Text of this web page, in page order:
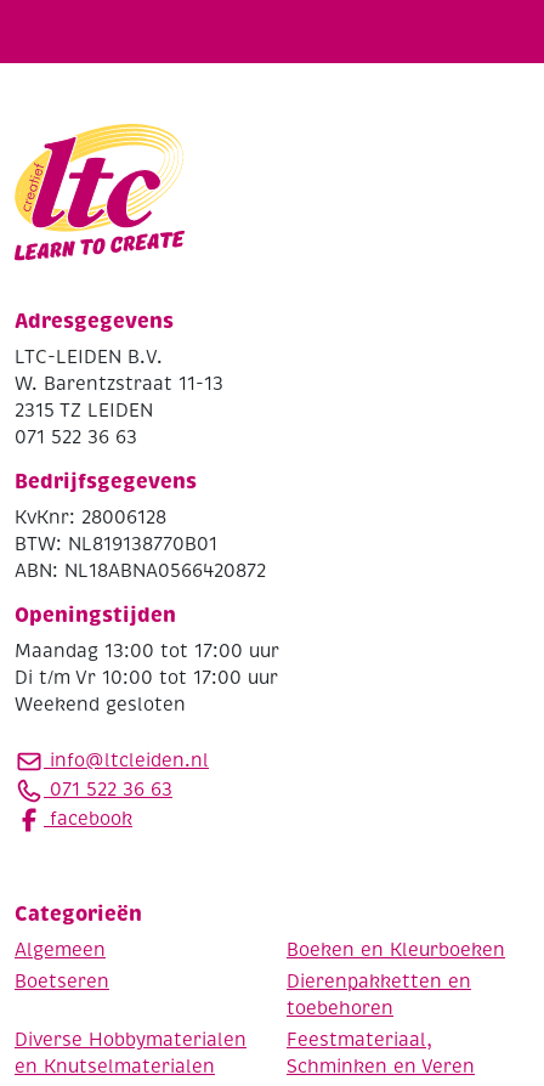
Adresgegevens
LTC-LEIDEN B.V.
W. Barentzstraat 11-13
2315 TZ LEIDEN
071 522 36 63
Bedrijfsgegevens
KvKnr: 28006128
BTW: NL819138770B01
ABN: NL18ABNA0566420872
Openingstijden
Maandag 13:00 tot 17:00 uur
Di t/m Vr 10:00 tot 17:00 uur
Weekend gesloten
info@ltcleiden.nl
071 522 36 63
facebook
Categorieën
Algemeen
Boeken en Kleurboeken
Boetseren
Dierenpakketten en
toebehoren
Diverse Hobbymaterialen
en Knutselmaterialen
Feestmateriaal,
Schminken en Veren